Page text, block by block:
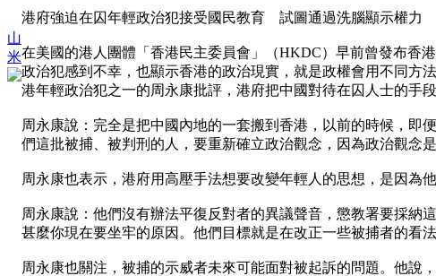
山
米
港府強迫在囚年輕政治犯接受國民教育 試圖通過洗腦顯示權力
在美國的港人團體「香港民主委員會」（HKDC）早前曾發布香
政治犯感到不幸，也顯示香港的政治現實，就是政權會用不同方
港年輕政治犯之一的周永康批評，港府把中國對待在囚人士的手
周永康說：完全是把中國內地的一套搬到香港，以前的時候，即
們這批被捕、被判刑的人，要重新確立政治觀念，因為政治觀念
周永康也表示，港府用高壓手法想要改變年輕人的思想，是因為
周永康說：他們沒有辦法平復反對者的異議聲音，懲教署要採納
甚麼你現在要坐牢的原因。他們目標就是在改正一些被捕者的看
周永康也關注，被捕的示威者未來可能面對被起訴的問題。他說